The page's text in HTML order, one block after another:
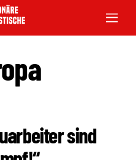
sind